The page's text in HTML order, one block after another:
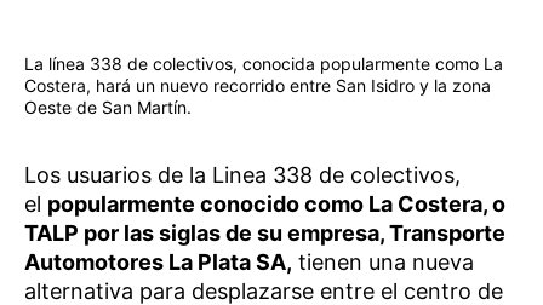
La línea 338 de colectivos, conocida popularmente como La
Costera, hará un nuevo recorrido entre San Isidro y la zona
Oeste de San Martín.
Los usuarios de la Linea 338 de colectivos,
el popularmente conocido como La Costera, o
TALP por las siglas de su empresa, Transporte
Automotores La Plata SA, tienen una nueva
alternativa para desplazarse entre el centro de